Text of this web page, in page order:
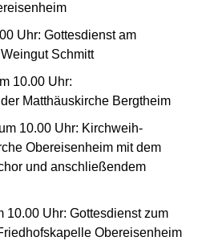
Uhr: Gottesdienst am
Schmitt
10.00 Uhr:
Matthäuskirche Bergtheim
10.00 Uhr: Kirchweih-
Obereisenheim mit dem
und anschließendem
10.00 Uhr: Gottesdienst zum
Obereisenheim